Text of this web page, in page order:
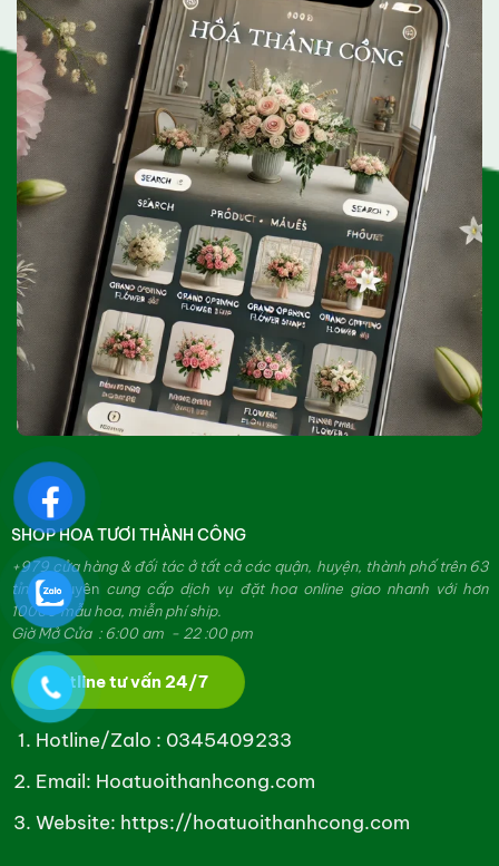
SHOP HOA TƯƠI THÀNH CÔNG
+979 cửa hàng & đối tác ở tất cả các quận, huyện, thành phố trên 63
tỉnh.Chuyêncung cấp dịch vụ đặt hoa online giao nhanh với hơn
10000 mẫu hoa, miễn phí ship.
Giờ Mở Cửa : 6:00 am - 22 :00 pm
Hotline tư vấn 24/7
Hotline/Zalo : 0345409233
Email: Hoatuoithanhcong.com
Website: https://hoatuoithanhcong.com